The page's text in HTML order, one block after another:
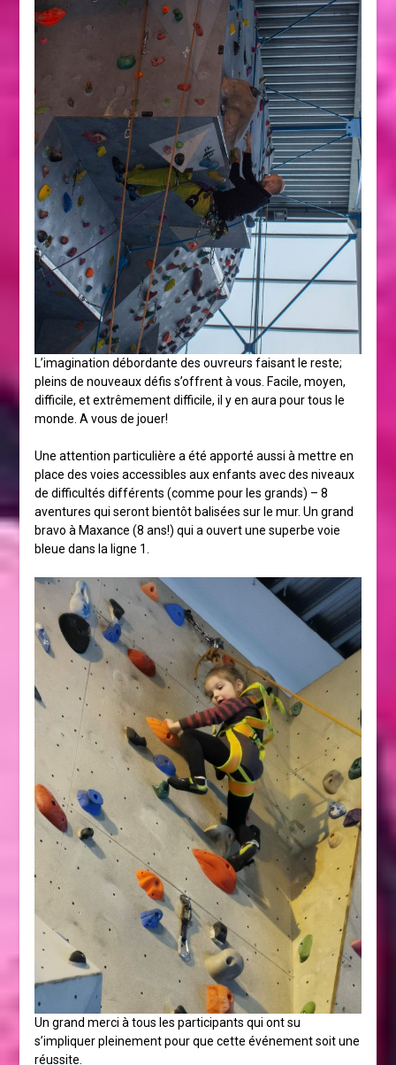
L’imagination débordante des ouvreurs faisant le reste;
pleins de nouveaux défis s’offrent à vous. Facile, moyen,
difficile, et extrêmement difficile, il y en aura pour tous le
monde. A vous de jouer!
Une attention particulière a été apporté aussi à mettre en
place des voies accessibles aux enfants avec des niveaux
de difficultés différents (comme pour les grands) – 8
aventures qui seront bientôt balisées sur le mur. Un grand
bravo à Maxance (8 ans!) qui a ouvert une superbe voie
bleue dans la ligne 1.
Un grand merci à tous les participants qui ont su
s’impliquer pleinement pour que cette événement soit une
réussite.